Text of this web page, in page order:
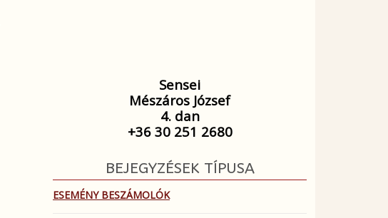
Sensei
Mészáros József
4. dan
+36 30 251 2680
BEJEGYZÉSEK TÍPUSA
ESEMÉNY BESZÁMOLÓK